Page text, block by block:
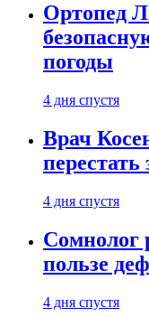
Ортопед
погоды
4 дня спустя
Врач
перестать
4 дня спустя
Сомнолог
пользе
4 дня спустя